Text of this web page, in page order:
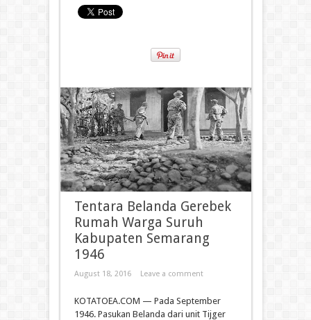
Tentara Belanda Gerebek
Rumah Warga Suruh
Kabupaten Semarang
1946
August 18, 2016 Leave a comment
KOTATOEA.COM — Pada September
1946. Pasukan Belanda dari unit Tijger